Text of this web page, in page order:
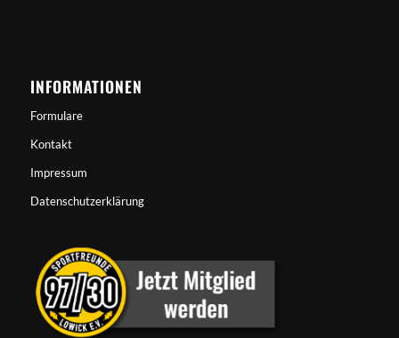
INFORMATIONEN
Formulare
Kontakt
Impressum
Datenschutzerklärung